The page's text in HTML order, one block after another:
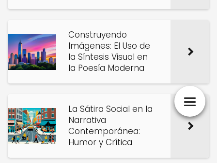
Construyendo
Imágenes: El Uso de
la Síntesis Visual en
la Poesía Moderna
La Sátira Social en la
Narrativa
Contemporánea:
Humor y Crítica